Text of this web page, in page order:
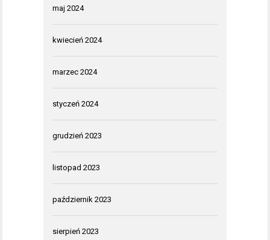
maj 2024
kwiecień 2024
marzec 2024
styczeń 2024
grudzień 2023
listopad 2023
październik 2023
sierpień 2023